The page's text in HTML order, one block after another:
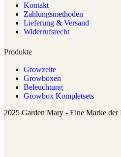
Kontakt
Zahlungsmethoden
Lieferung & Versand
Widerrufsrecht
Produkte
Growzelte
Growboxen
Beleuchtung
Growbox Kompletsets
2025 Garden Mary - Eine Marke der